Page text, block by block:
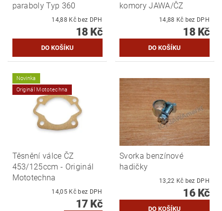
paraboly Typ 360
14,88 Kč bez DPH
18 Kč
komory JAWA/ČZ
14,88 Kč bez DPH
18 Kč
Novinka
Originál Mototechna
Těsnění válce ČZ
453/125ccm - Originál
Mototechna
14,05 Kč bez DPH
17 Kč
Svorka benzínové
hadičky
13,22 Kč bez DPH
16 Kč